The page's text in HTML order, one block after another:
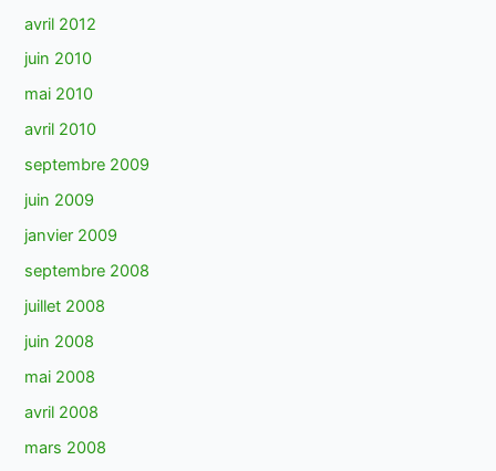
avril 2012
juin 2010
mai 2010
avril 2010
septembre 2009
juin 2009
janvier 2009
septembre 2008
juillet 2008
juin 2008
mai 2008
avril 2008
mars 2008